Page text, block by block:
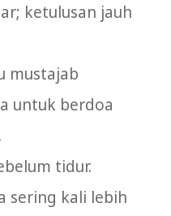
ketulusan jauh
mustajab
untuk berdoa
tidur.
sering kali lebih